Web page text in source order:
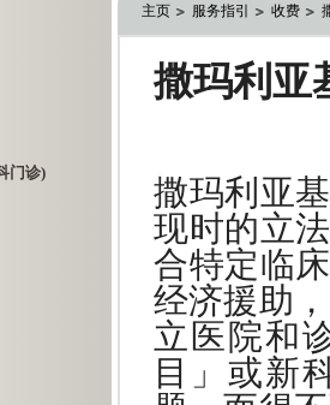
门诊)
主页 服务指引 收费